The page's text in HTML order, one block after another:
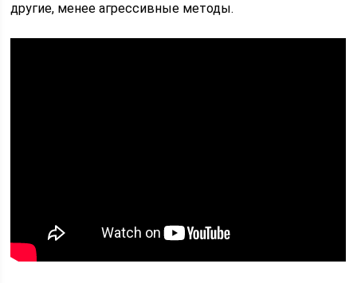
другие, менее агрессивные методы.